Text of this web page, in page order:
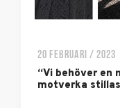
20 FEBRUARI / 2023
“Vi behöver
motverka